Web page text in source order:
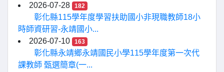
2026-07-28
182
彰化縣115學年度學習扶助國小非現職教師18小
時師資研習-永靖國小...
2026-07-10
163
彰化縣永靖鄉永靖國民小學115學年度第一次代
課教師 甄選簡章(一...